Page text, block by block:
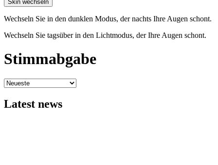
Skin wechseln
Wechseln Sie in den dunklen Modus, der nachts Ihre Augen schont.
Wechseln Sie tagsüber in den Lichtmodus, der Ihre Augen schont.
Stimmabgabe
Latest news